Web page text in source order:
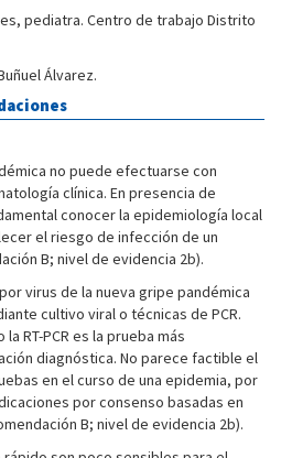
pediatra. Centro de trabajo Distrito
Álvarez.
no puede efectuarse con
clínica. En presencia de
conocer la epidemiología local
el riesgo de infección de un
B; nivel de evidencia 2b).
virus de la nueva gripe pandémica
cultivo viral o técnicas de PCR.
RT-PCR es la prueba más
diagnóstica. No parece factible el
en el curso de una epidemia, por
por consenso basadas en
B; nivel de evidencia 2b).